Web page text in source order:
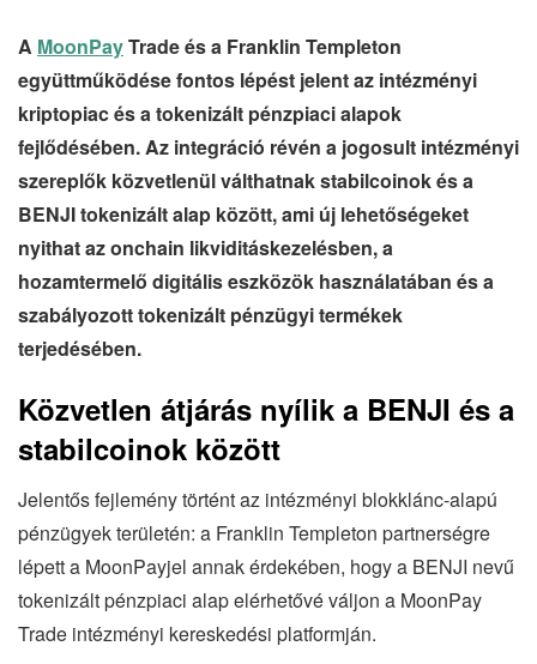
A MoonPayTrade és a Franklin Templeton
együttműködése fontos lépést jelent az intézményi
kriptopiac és a tokenizált pénzpiaci alapok
fejlődésében. Az integráció révén a jogosult intézményi
szereplők közvetlenül válthatnak stabilcoinok és a
BENJI tokenizált alap között, ami új lehetőségeket
nyithat az onchain likviditáskezelésben, a
hozamtermelő digitális eszközök használatában és a
szabályozott tokenizált pénzügyi termékek
terjedésében.
Közvetlen átjárás nyílik a BENJI és a
stabilcoinok között
Jelentős fejlemény történt az intézményi blokklánc-alapú
pénzügyek területén: a Franklin Templeton partnerségre
lépett a MoonPayjel annak érdekében, hogy a BENJI nevű
tokenizált pénzpiaci alap elérhetővé váljon a MoonPay
Trade intézményi kereskedési platformján.